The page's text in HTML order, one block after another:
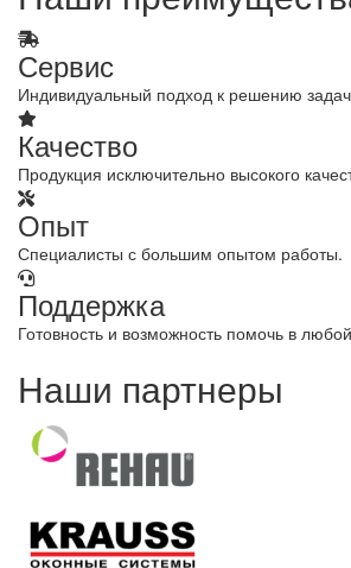
Сервис
Индивидуальный подход к решению
Качество
Продукция исключительно высокого
Опыт
Специалисты с большим опытом работы.
Поддержка
Готовность и возможность помочь в
Наши партнеры